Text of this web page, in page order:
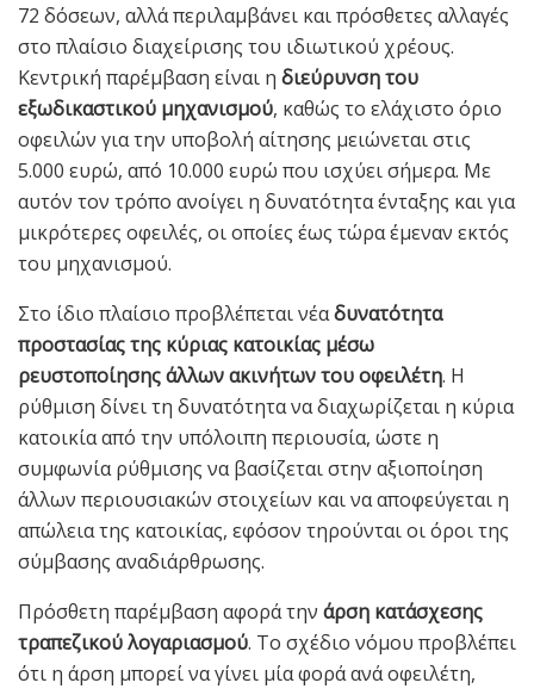
72 δόσεων, αλλά περιλαμβάνει και πρόσθετες αλλαγές
στο πλαίσιο διαχείρισης του ιδιωτικού χρέους.
Κεντρική παρέμβαση είναι η διεύρυνση του
εξωδικαστικού μηχανισμού, καθώς το ελάχιστο όριο
οφειλών για την υποβολή αίτησης μειώνεται στις
5.000 ευρώ, από 10.000 ευρώ που ισχύει σήμερα. Με
αυτόν τον τρόπο ανοίγει η δυνατότητα ένταξης και για
μικρότερες οφειλές, οι οποίες έως τώρα έμεναν εκτός
του μηχανισμού.
Στο ίδιο πλαίσιο προβλέπεται νέαδυνατότητα
προστασίας της κύριας κατοικίας μέσω
ρευστοποίησης άλλων ακινήτων του οφειλέτη. Η
ρύθμιση δίνει τη δυνατότητα να διαχωρίζεται η κύρια
κατοικία από την υπόλοιπη περιουσία, ώστε η
συμφωνία ρύθμισης να βασίζεται στην αξιοποίηση
άλλων περιουσιακών στοιχείων και να αποφεύγεται η
απώλεια της κατοικίας, εφόσον τηρούνται οι όροι της
σύμβασης αναδιάρθρωσης.
Πρόσθετη παρέμβαση αφορά την άρση κατάσχεσης
τραπεζικού λογαριασμού. Το σχέδιο νόμου προβλέπει
ότι η άρση μπορεί να γίνει μία φορά ανά οφειλέτη,